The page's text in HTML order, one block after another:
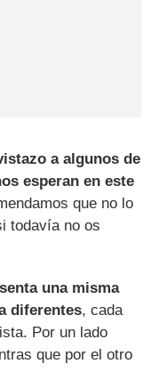
a algunos de
esperan en este
que no lo
todavía no os
una misma
diferentes, cada
Por un lado
que por el otro